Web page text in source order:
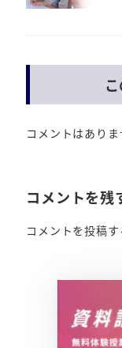
コメントはありま
コメントを残
コメントを投稿す